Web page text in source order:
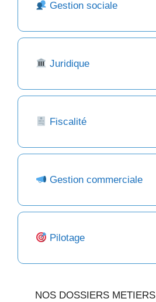
Gestion sociale
Juridique
Fiscalité
Gestion commerciale
Pilotage
NOS DOSSIERS METIERS